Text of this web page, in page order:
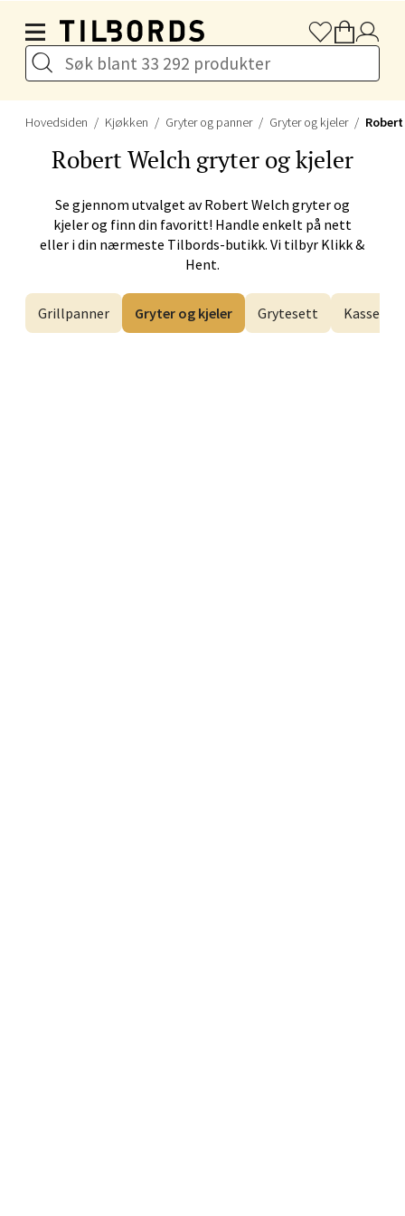
Hovedsiden Kjøkken Gryter og panner Gryter og kjeler
Robert Welch gryter og kjeler
Se gjennom utvalget avRobert Welch gryter og
kjeler og finn din favoritt! Handle enkelt på nett
eller i din nærmeste Tilbords-butikk. Vi tilbyr Klikk &
Hent.
Grillpanner Gryter og kjeler Grytesett
Bergen - Horisont
Myrdalsvegen 2, 5130 Nyborg
Åpent i dag 10-21
Velg
Sandefjord - Hvaltorvet
Åpent i dag 10-20